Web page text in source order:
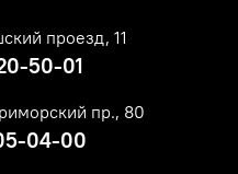
проезд, 11
50-01
пр., 80
04-00